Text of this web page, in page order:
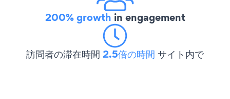
200% growth in engagement
訪問者の滞在時間 2.5倍の時間 サイト内で